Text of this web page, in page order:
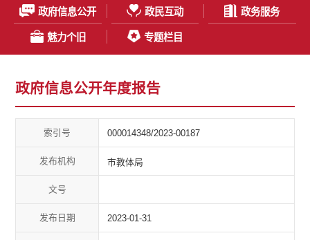
政府信息公开 政民互动 政务服务
魅力个旧 专题栏目
政府信息公开年度报告
索引号 000014348/2023-00187
发布机构 市教体局
文号
发布日期 2023-01-31